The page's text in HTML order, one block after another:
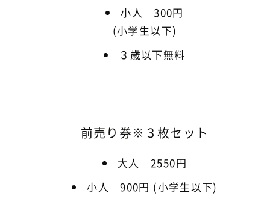
小人 300円
(小学生以下)
３歳以下無料
前売り券※３枚セット
大人 2550円
小人 900円 (小学生以下)